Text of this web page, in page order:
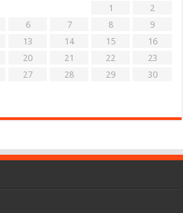
1
2
6 7 8
9
13 14 15
16
20 21 22
23
27 28 29
30